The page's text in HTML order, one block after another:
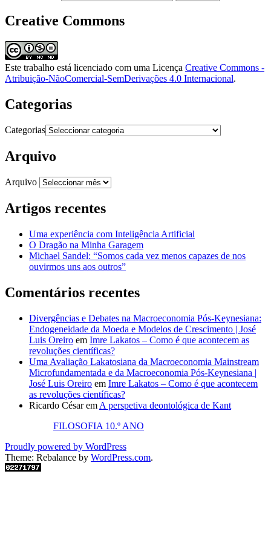
Creative Commons
Este trabalho está licenciado com uma Licença Creative Commons -
Atribuição-NãoComercial-SemDerivações 4.0 Internacional.
Categorias
Categorias
Arquivo
Arquivo
Artigos recentes
Uma experiência com Inteligência Artificial
O Dragão na Minha Garagem
Michael Sandel: “Somos cada vez menos capazes de nos
ouvirmos uns aos outros”
Comentários recentes
Divergências e Debates na Macroeconomia Pós-Keynesiana:
Endogeneidade da Moeda e Modelos de Crescimento | José
Luis Oreiro em Imre Lakatos – Como é que acontecem as
revoluções científicas?
Uma Avaliação Lakatosiana da Macroeconomia Mainstream
Microfundamentada e da Macroeconomia Pós-Keynesiana |
José Luis Oreiro em Imre Lakatos – Como é que acontecem
as revoluções científicas?
Ricardo Césarem A perspetiva deontológica de Kant
FILOSOFIA 10.º ANO
Proudly powered by WordPress
Theme: Rebalance by WordPress.com.